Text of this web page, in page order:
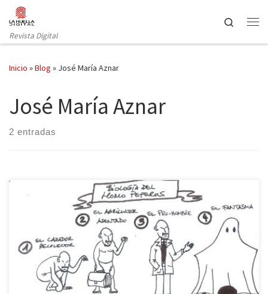
Saltar al contenido
Revista Digital
Search
Inicio »Blog » José María Aznar
José María Aznar
2 entradas
El Homo peperus nace, crece a la sombra de alguna figura de
relumbrón (Fraga, Aznar, Aguirre), se reproduce (preferentemente
en Suiza) y, cuando se descubre que, en realidad, ese supuesto
súper héroe no llega ni a la categoría de robaperas, muere y
desaparece. En el proceso, eso sí, se cubre […]